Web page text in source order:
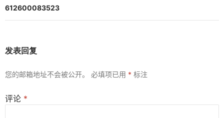
航
612600083523
发表回复
您的邮箱地址不会被公开。 必填项已用 * 标注
评论 *